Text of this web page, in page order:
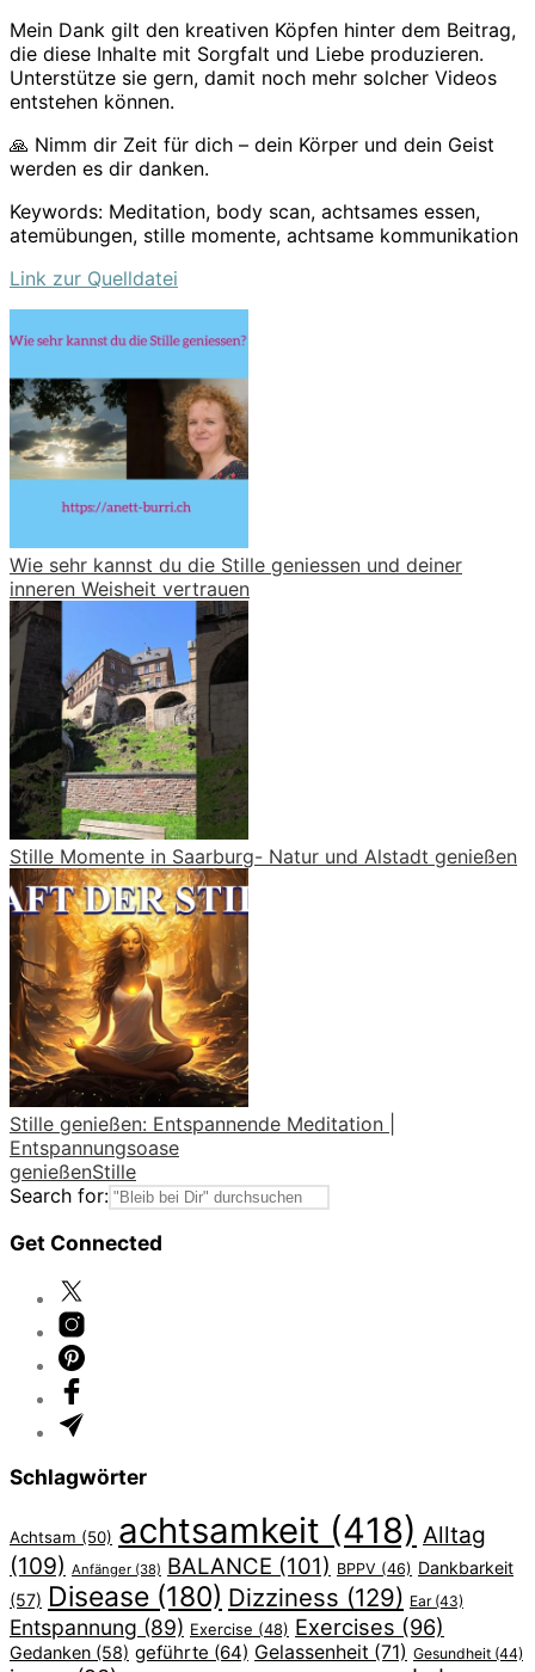
Mein Dank gilt den kreativen Köpfen hinter dem Beitrag,
die diese Inhalte mit Sorgfalt und Liebe produzieren.
Unterstütze sie gern, damit noch mehr solcher Videos
entstehen können.
🙏 Nimm dir Zeit für dich – dein Körper und dein Geist
werden es dir danken.
Keywords: Meditation, body scan, achtsames essen,
atemübungen, stille momente, achtsame kommunikation
Link zur Quelldatei
Wie sehr kannst du die Stille geniessen und deiner
inneren Weisheit vertrauen
Stille Momente in Saarburg- Natur und Alstadt genießen
Stille genießen: Entspannende Meditation |
Entspannungsoase
genießenStille
Search for:
Get Connected
Schlagwörter
Achtsam (50) achtsamkeit (418) Alltag
(109) Anfänger (38) BALANCE (101) BPPV (46) Dankbarkeit
(57) Disease (180) Dizziness (129) Ear(43)
Entspannung (89) Exercise (48) Exercises (96)
Gedanken (58) geführte (64) Gelassenheit (71) Gesundheit (44)